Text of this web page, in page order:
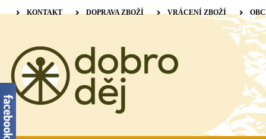
KONTAKT DOPRAVA ZBOŽÍ VRÁCENÍ ZBOŽÍ